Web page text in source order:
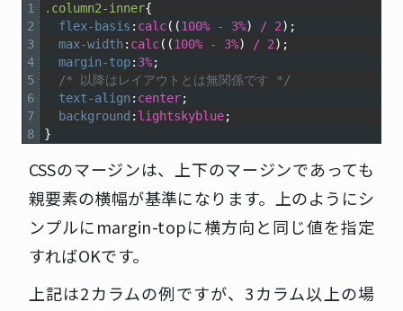
1
2
3
4
5
6
7
8
.column2-inner{
flex-basis : calc((100% - 3%) / 2);
max-width: calc((100% - 3%) / 2);
margin-top: 3%;
/* 以降はレイアウトとは無関係です */
text-align : center;
background : lightskyblue;
}
CSSのマージンは、上下のマージンであっても
親要素の横幅が基準になります。上のようにシ
ンプルにmargin-topに横方向と同じ値を指定
すればOKです。
上記は2カラムの例ですが、3カラム以上の場